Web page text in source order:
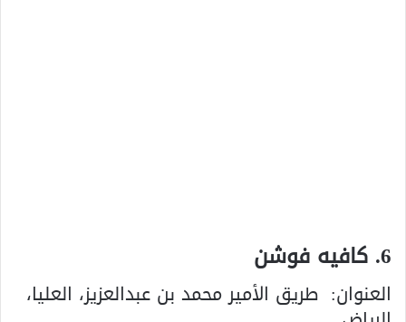
6. كافيه فوشن
العنوان: طريق الأمير محمد بن عبدالعزيز، العليا،